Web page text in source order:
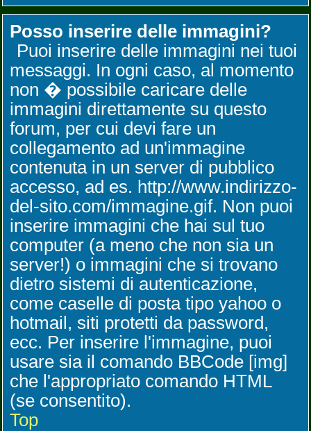
Posso inserire delle immagini?
Puoi inserire delle immagini nei tuoi
messaggi. In ogni caso, al momento
non � possibile caricare delle
immagini direttamente su questo
forum, per cui devi fare un
collegamento ad un'immagine
contenuta in un server di pubblico
accesso, ad es. http://www.indirizzo-
del-sito.com/immagine.gif. Non puoi
inserire immagini che hai sul tuo
computer (a meno che non sia un
server!) o immagini che si trovano
dietro sistemi di autenticazione,
come caselle di posta tipo yahoo o
hotmail, siti protetti da password,
ecc. Per inserire l'immagine, puoi
usare sia il comando BBCode [img]
che l'appropriato comando HTML
(se consentito).
Top